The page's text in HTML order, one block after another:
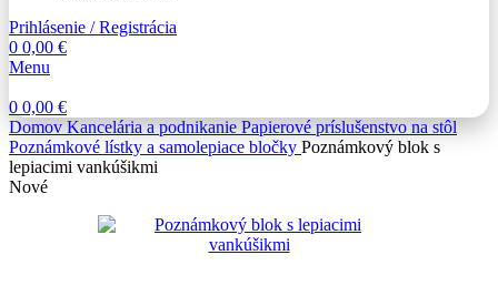
Prihlásenie / Registrácia
0 0,00 €
Menu
0 0,00 €
Domov Kancelária a podnikanie Papierové príslušenstvo na stôl
Poznámkové lístky a samolepiace bločky Poznámkový blok s
lepiacimi vankúšikmi
Nové